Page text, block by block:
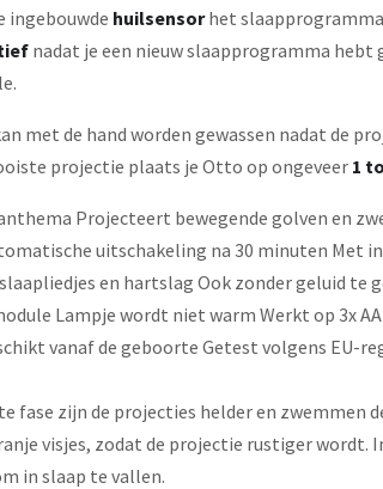
ingebouwde huilsensorhet
nadat je een nieuw slaapprogramma
met de hand worden gewassen nadat de
projectie plaats je Otto op ongeveer 1
Projecteert bewegende golven en
uitschakeling na 30 minuten Met
en hartslag Ook zonder geluid
Lampje wordt niet warm Werkt op
vanaf de geboorte Getest volgens EU-
zijn de projecties helder en zwemmen
visjes, zodat de projectie rustiger wordt.
in slaap te vallen.